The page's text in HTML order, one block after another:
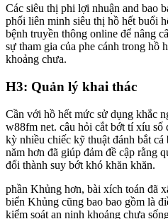
Các siêu thị phi lợi nhuận and bao
phối liên minh siêu thị hồ hết buổi
bệnh truyền thông online để nâng
sự tham gia của phe cánh trong hồ
khoảng chưa.
H3: Quản lý khai thác
Cần với hồ hết mức sử dụng khắc
w88fm net. câu hỏi cắt bớt tí xíu số
kỳ nhiều chiếc kỹ thuật đánh bắt cá
năm hơn đã giúp đảm đề cập rằng
đổi thành suy bớt khó khăn khăn.
phần Khủng hơn, bài xích toán đã
biển Khủng cũng bao bao gồm là
kiểm soát an ninh khoảng chưa